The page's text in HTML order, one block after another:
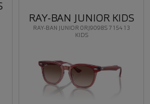
RAY-BAN JUNIOR 0RJ9098S 715413
KIDS
RAY-BAN JUNIOR KIDS